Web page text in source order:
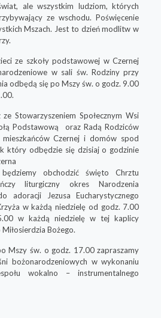
ale wszystkim ludziom, których
ze wschodu. Poświęcenie
Mszach. Jest to dzień modlitw w
ze szkoły podstawowej w Czernej
w sali św. Rodziny przy
odbędą się po Mszy św. o godz. 9.00
Stowarzyszeniem Społecznym Wsi
Podstawową oraz Radą Rodziców
Czernej i domów spod
który odbędzie się dzisiaj o godzinie
obchodzić święto Chrztu
liturgiczny okres Narodzenia
adoracji Jezusa Eucharystycznego
w każdą niedzielę od godz. 7.00
w każdą niedzielę w tej kaplicy
Miłosierdzia Bożego.
Mszy św. o godz. 17.00 zapraszamy
bożonarodzeniowych w wykonaniu
wokalno – instrumentalnego